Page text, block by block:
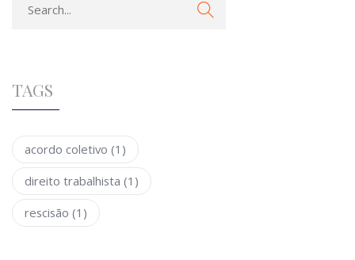
TAGS
acordo coletivo (1)
direito trabalhista (1)
rescisão (1)